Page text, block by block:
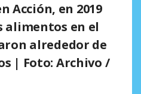
Acción, en 2019
alimentos en el
alrededor de
| Foto: Archivo /